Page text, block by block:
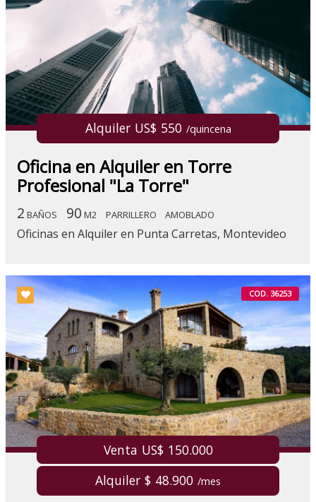
Alquiler US$ 550 /quincena
Oficina en Alquiler en Torre
Profesional "La Torre"
2 BAÑOS 90 M2 PARRILLERO AMOBLADO
Oficinas en Alquiler en Punta Carretas, Montevideo
COD. 36253
Venta US$ 150.000
Alquiler $ 48.900 /mes